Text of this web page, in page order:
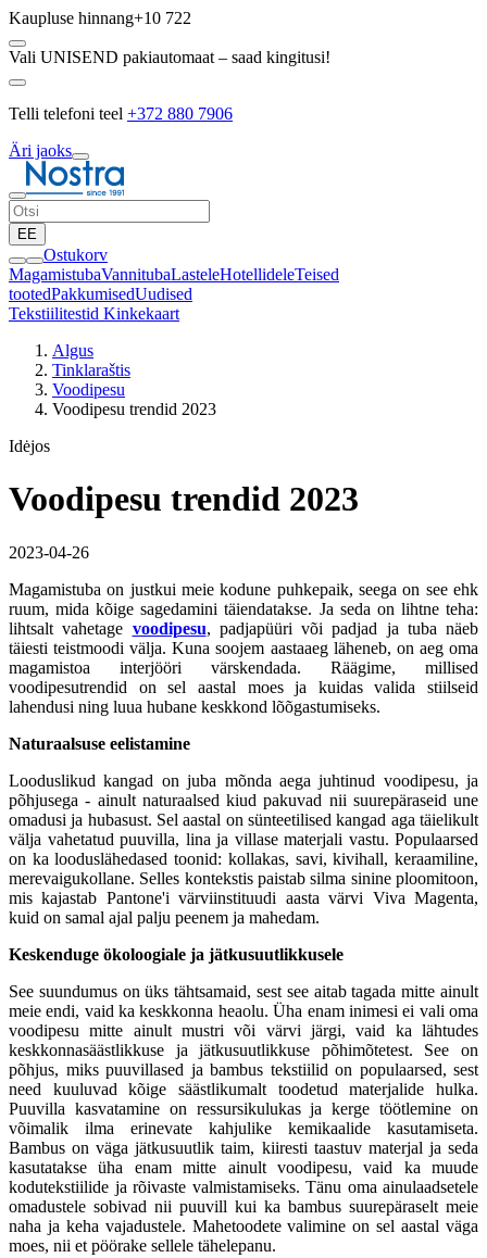
Kaupluse hinnang+10 722
Vali UNISEND pakiautomaat – saad kingitusi!
Telli telefoni teel +372 880 7906
Äri jaoks
EE
Ostukorv
MagamistubaVannitubaLasteleHotellideleTeised
tootedPakkumisedUudised
Tekstiilitestid Kinkekaart
Algus
Tinklaraštis
Voodipesu
Voodipesu trendid 2023
Idėjos
Voodipesu trendid 2023
2023-04-26
Magamistuba on justkui meie kodune puhkepaik, seega on see ehk
ruum, mida kõige sagedamini täiendatakse. Ja seda on lihtne teha:
lihtsalt vahetage voodipesu, padjapüüri või padjad ja tuba näeb
täiesti teistmoodi välja. Kuna soojem aastaaeg läheneb, on aeg oma
magamistoa interjööri värskendada. Räägime, millised
voodipesutrendid on sel aastal moes ja kuidas valida stiilseid
lahendusi ning luua hubane keskkond lõõgastumiseks.
Naturaalsuse eelistamine
Looduslikud kangad on juba mõnda aega juhtinud voodipesu, ja
põhjusega - ainult naturaalsed kiud pakuvad nii suurepäraseid une
omadusi ja hubasust. Sel aastal on sünteetilised kangad aga täielikult
välja vahetatud puuvilla, lina ja villase materjali vastu. Populaarsed
on ka looduslähedased toonid: kollakas, savi, kivihall, keraamiline,
merevaigukollane. Selles kontekstis paistab silma sinine ploomitoon,
mis kajastab Pantone'i värviinstituudi aasta värvi Viva Magenta,
kuid on samal ajal palju peenem ja mahedam.
Keskenduge ökoloogiale ja jätkusuutlikkusele
See suundumus on üks tähtsamaid, sest see aitab tagada mitte ainult
meie endi, vaid ka keskkonna heaolu. Üha enam inimesi ei vali oma
voodipesu mitte ainult mustri või värvi järgi, vaid ka lähtudes
keskkonnasäästlikkuse ja jätkusuutlikkuse põhimõtetest. See on
põhjus, miks puuvillased ja bambus tekstiilid on populaarsed, sest
need kuuluvad kõige säästlikumalt toodetud materjalide hulka.
Puuvilla kasvatamine on ressursikulukas ja kerge töötlemine on
võimalik ilma erinevate kahjulike kemikaalide kasutamiseta.
Bambus on väga jätkusuutlik taim, kiiresti taastuv materjal ja seda
kasutatakse üha enam mitte ainult voodipesu, vaid ka muude
kodutekstiilide ja rõivaste valmistamiseks. Tänu oma ainulaadsetele
omadustele sobivad nii puuvill kui ka bambus suurepäraselt meie
naha ja keha vajadustele. Mahetoodete valimine on sel aastal väga
moes, nii et pöörake sellele tähelepanu.